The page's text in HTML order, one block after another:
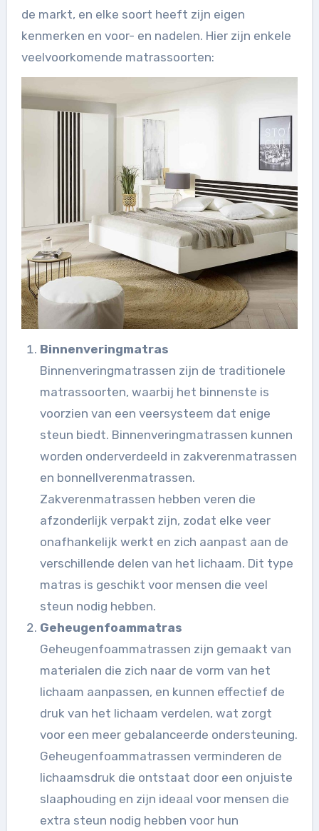
de markt, en elke soort heeft zijn eigen
kenmerken en voor- en nadelen. Hier zijn enkele
veelvoorkomende matrassoorten:
Binnenveringmatras
Binnenveringmatrassen zijn de traditionele
matrassoorten, waarbij het binnenste is
voorzien van een veersysteem dat enige
steun biedt. Binnenveringmatrassen kunnen
worden onderverdeeld in zakverenmatrassen
en bonnellverenmatrassen.
Zakverenmatrassen hebben veren die
afzonderlijk verpakt zijn, zodat elke veer
onafhankelijk werkt en zich aanpast aan de
verschillende delen van het lichaam. Dit type
matras is geschikt voor mensen die veel
steun nodig hebben.
Geheugenfoammatras
Geheugenfoammatrassen zijn gemaakt van
materialen die zich naar de vorm van het
lichaam aanpassen, en kunnen effectief de
druk van het lichaam verdelen, wat zorgt
voor een meer gebalanceerde ondersteuning.
Geheugenfoammatrassen verminderen de
lichaamsdruk die ontstaat door een onjuiste
slaaphouding en zijn ideaal voor mensen die
extra steun nodig hebben voor hun